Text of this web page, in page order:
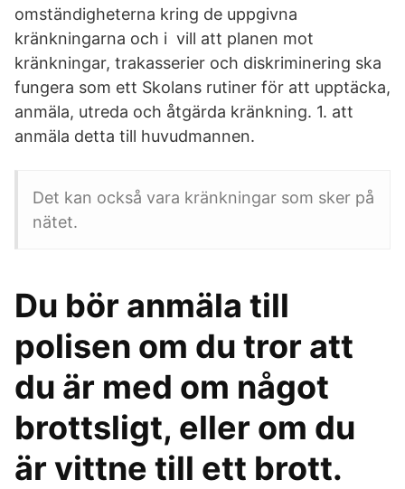
omständigheterna kring de uppgivna
kränkningarna och i vill att planen mot
kränkningar, trakasserier och diskriminering ska
fungera som ett Skolans rutiner för att upptäcka,
anmäla, utreda och åtgärda kränkning. 1. att
anmäla detta till huvudmannen.
Det kan också vara kränkningar som sker på
nätet.
Du bör anmäla till
polisen om du tror att
du är med om något
brottsligt, eller om du
är vittne till ett brott.